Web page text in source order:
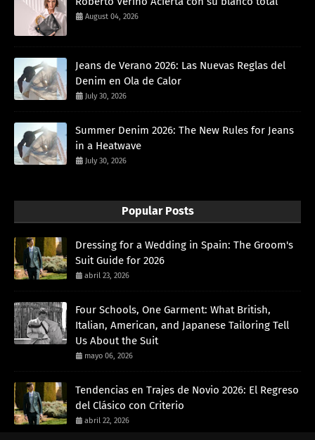
August 04, 2026
Jeans de Verano 2026: Las Nuevas Reglas del
Denim en Ola de Calor
July 30, 2026
Summer Denim 2026: The New Rules for Jeans
in a Heatwave
July 30, 2026
Popular Posts
Dressing for a Wedding in Spain: The Groom's
Suit Guide for 2026
abril 23, 2026
Four Schools, One Garment: What British,
Italian, American, and Japanese Tailoring Tell
Us About the Suit
mayo 06, 2026
Tendencias en Trajes de Novio 2026: El Regreso
del Clásico con Criterio
abril 22, 2026